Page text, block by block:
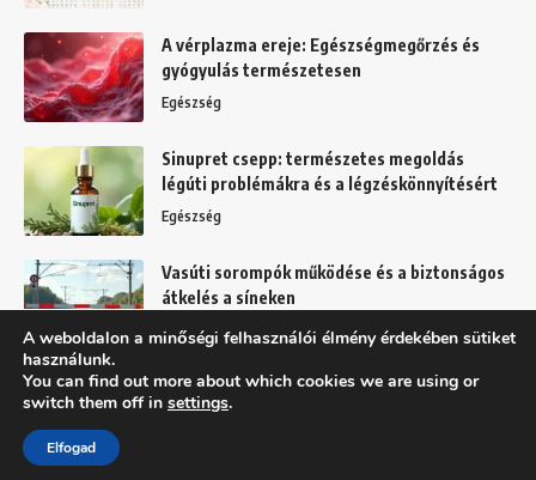
A vérplazma ereje: Egészségmegőrzés és
gyógyulás természetesen
Egészség
Sinupret csepp: természetes megoldás
légúti problémákra és a légzéskönnyítésért
Egészség
Vasúti sorompók működése és a biztonságos
átkelés a síneken
Mindennapok
Felhasználási feltételek
A weboldalon a minőségi felhasználói élmény érdekében sütiket
használunk.
You can find out more about which cookies we are using or
switch them off in settings.
Elfogad